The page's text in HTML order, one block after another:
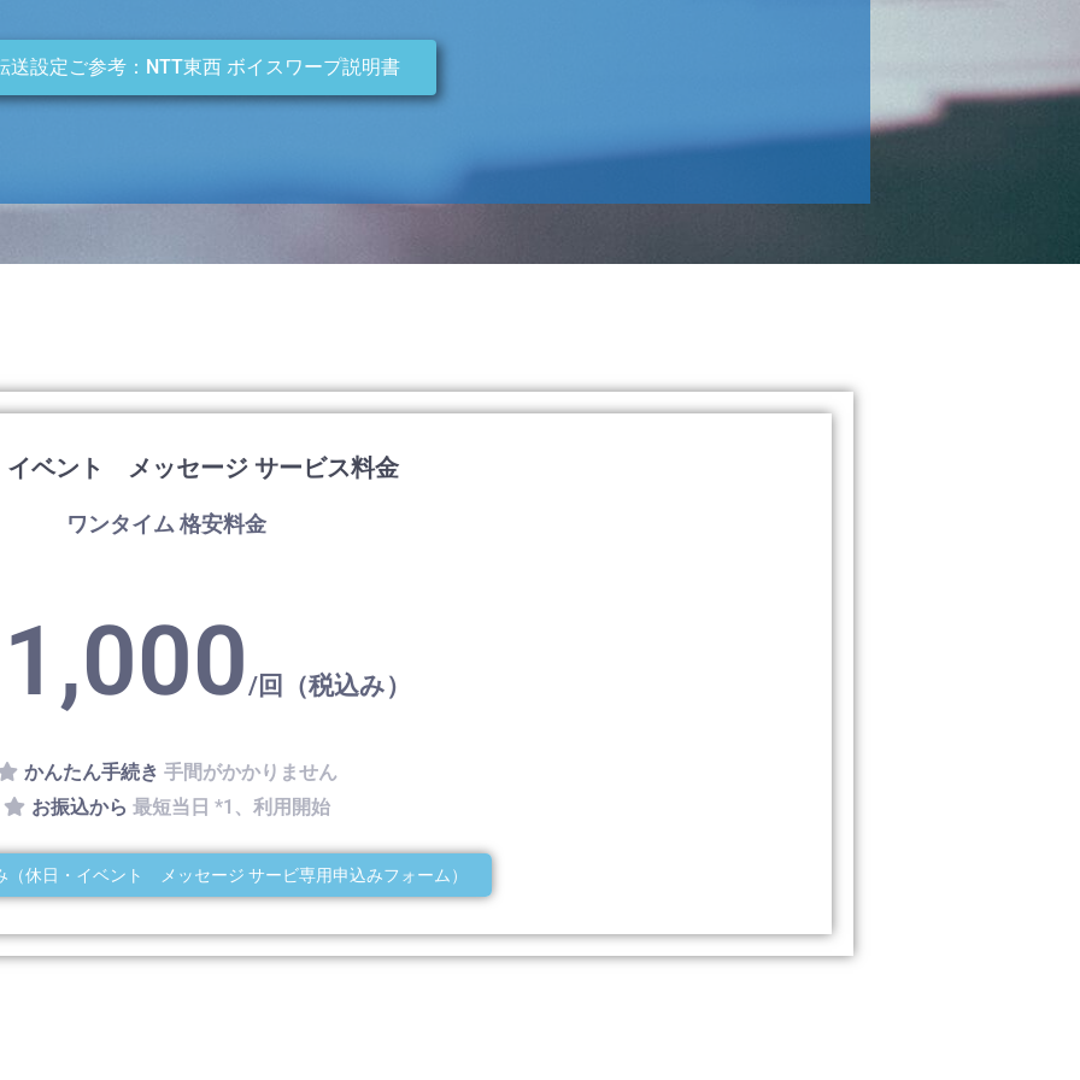
送設定ご参考：NTT東西 ボイスワープ説明書
イベント メッセージ サービス料金
ワンタイム 格安料金
/回（税込み）
かんたん手続き 手間がかかりません
お振込から 最短当日 *1、利用開始
（休日・イベント メッセージ サービ専用申込みフォーム）